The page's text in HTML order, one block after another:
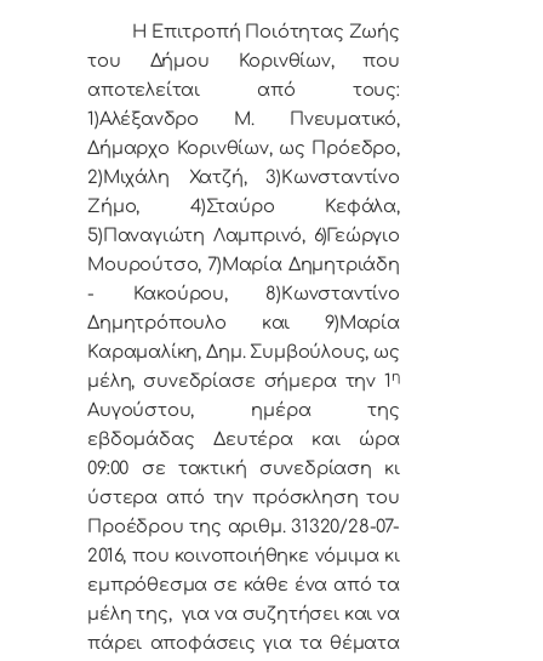
Η Επιτροπή Ποιότητας Ζωής
του Δήμου Κορινθίων, που
αποτελείται από τους:
1)Αλέξανδρο Μ. Πνευματικό,
Δήμαρχο Κορινθίων, ως Πρόεδρο,
2)Μιχάλη Χατζή, 3)Κωνσταντίνο
Ζήμο, 4)Σταύρο Κεφάλα,
5)Παναγιώτη Λαμπρινό, 6)Γεώργιο
Μουρούτσο, 7)Μαρία Δημητριάδη
- Κακούρου, 8)Κωνσταντίνο
Δημητρόπουλο και 9)Μαρία
Καραμαλίκη, Δημ. Συμβούλους, ως
μέλη, συνεδρίασε σήμερα την 1 η
Αυγούστου, ημέρα της
εβδομάδας Δευτέρα και ώρα
09:00 σε τακτική συνεδρίαση κι
ύστερα από την πρόσκληση του
Προέδρου της αριθμ. 31320/28-07-
2016, που κοινοποιήθηκε νόμιμα κι
εμπρόθεσμα σε κάθε ένα από τα
μέλη της, για να συζητήσει και να
πάρει αποφάσεις για τα θέματα